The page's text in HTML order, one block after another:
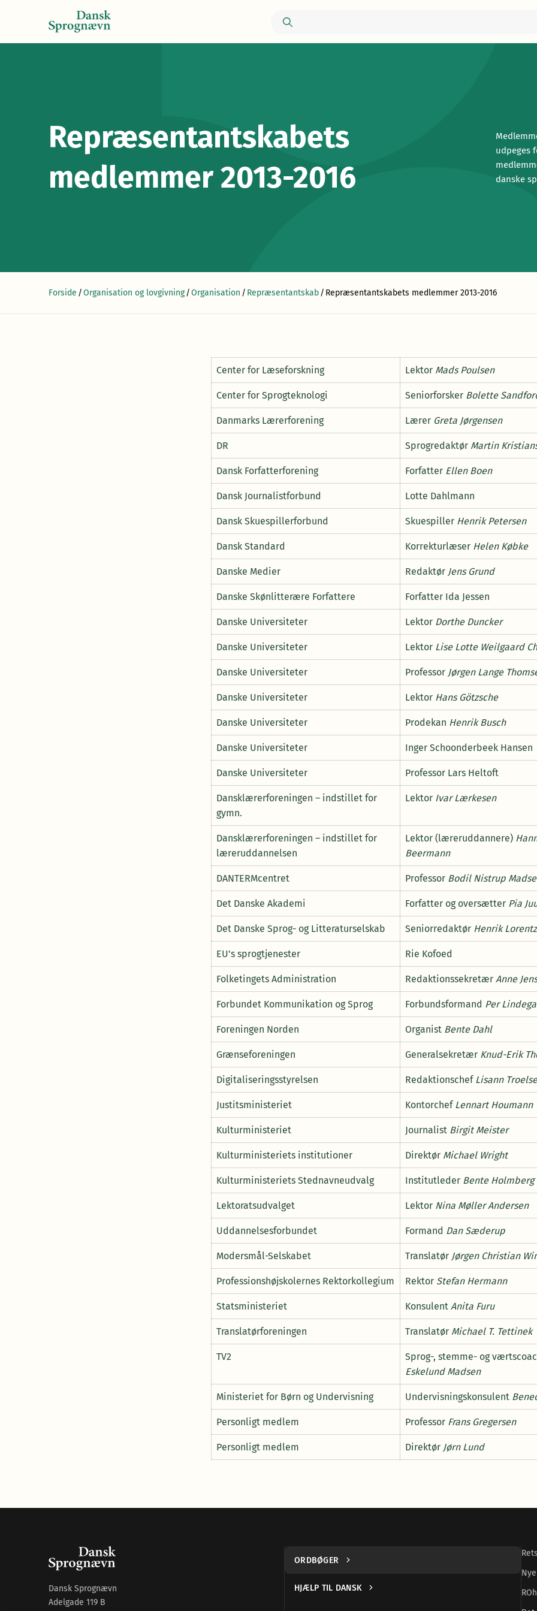
Repræsentantskabets
medlemmer 2013-2016
udpeges
danske
Forside /Organisation og lovgivning/Organisation / Repræsentantskab/ Repræsentantskabets medlemmer 2013-2016
Center for Læseforskning Lektor Mads Poulsen
Center for Sprogteknologi Seniorforsker Bolette
Danmarks Lærerforening Lærer Greta Jørgensen
DR Sprogredaktør Martin
Dansk Forfatterforening Forfatter Ellen Boen
Dansk Journalistforbund Lotte Dahlmann
Dansk Skuespillerforbund Skuespiller Henrik Petersen
Dansk Standard Korrekturlæser Helen Købke
Danske Medier Redaktør Jens Grund
Danske Skønlitterære Forfattere Forfatter Ida Jessen
Danske Universiteter Lektor Dorthe Duncker
Danske Universiteter Lektor Lise Lotte Weilgaard
Danske Universiteter Professor Jørgen Lange
Danske Universiteter Lektor Hans Götzsche
Danske Universiteter Prodekan Henrik Busch
Danske Universiteter Inger Schoonderbeek Hansen
Danske Universiteter Professor Lars Heltoft
Dansklærerforeningen – indstillet for
gymn.
Lektor Ivar Lærkesen
Dansklærerforeningen – indstillet for
læreruddannelsen
Lektor (læreruddannere)
Beermann
DANTERMcentret Professor Bodil Nistrup
Det Danske Akademi Forfatter og oversætter Pia
Det Danske Sprog- og Litteraturselskab Seniorredaktør Henrik
EU's sprogtjenester Rie Kofoed
Folketingets Administration Redaktionssekretær Anne
Forbundet Kommunikation og Sprog Forbundsformand Per
Foreningen Norden Organist Bente Dahl
Grænseforeningen Generalsekretær Knud-Erik
Digitaliseringsstyrelsen RedaktionschefLisann
Justitsministeriet KontorchefLennart Houmann
Kulturministeriet Journalist Birgit Meister
Kulturministeriets institutioner Direktør Michael Wright
Kulturministeriets Stednavneudvalg Institutleder Bente Holmberg
Lektoratsudvalget Lektor Nina Møller Andersen
Uddannelsesforbundet Formand Dan Sæderup
Modersmål-Selskabet Translatør Jørgen Christian
Professionshøjskolernes Rektorkollegium Rektor Stefan Hermann
Statsministeriet Konsulent Anita Furu
Translatørforeningen Translatør Michael T. Tettinek
TV2 Sprog-, stemme- og
Eskelund Madsen
Ministeriet for Børn og Undervisning Undervisningskonsulent
Personligt medlem Professor Frans Gregersen
Personligt medlem Direktør Jørn Lund
Dansk Sprognævn
Adelgade 119 B
ORDBØGER
HJÆLP TIL DANSK